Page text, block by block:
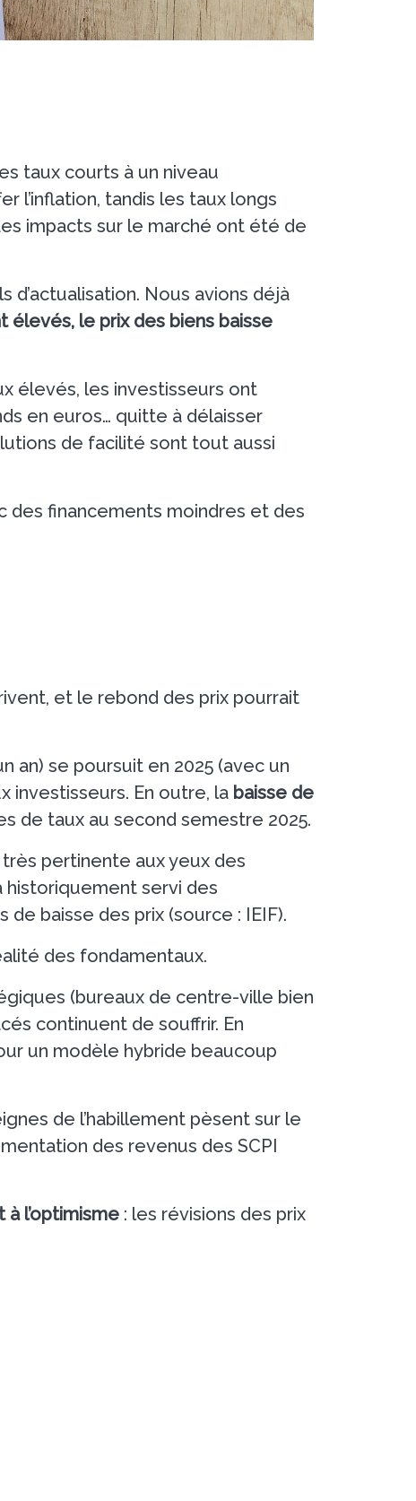
taux courts à un niveau
l’inflation, tandis les taux longs
impacts sur le marché ont été de
d’actualisation. Nous avions déjà
élevés, le prix des biens baisse
élevés, les investisseurs ont
en euros… quitte à délaisser
de facilité sont tout aussi
des financements moindres et des
et le rebond des prix pourrait
an) se poursuit en 2025 (avec un
investisseurs. En outre, la baisse de
de taux au second semestre 2025.
pertinente aux yeux des
historiquement servi des
baisse des prix (source : IEIF).
des fondamentaux.
(bureaux de centre-ville bien
continuent de souffrir. En
un modèle hybride beaucoup
de l’habillement pèsent sur le
des revenus des SCPI
l’optimisme : les révisions des prix